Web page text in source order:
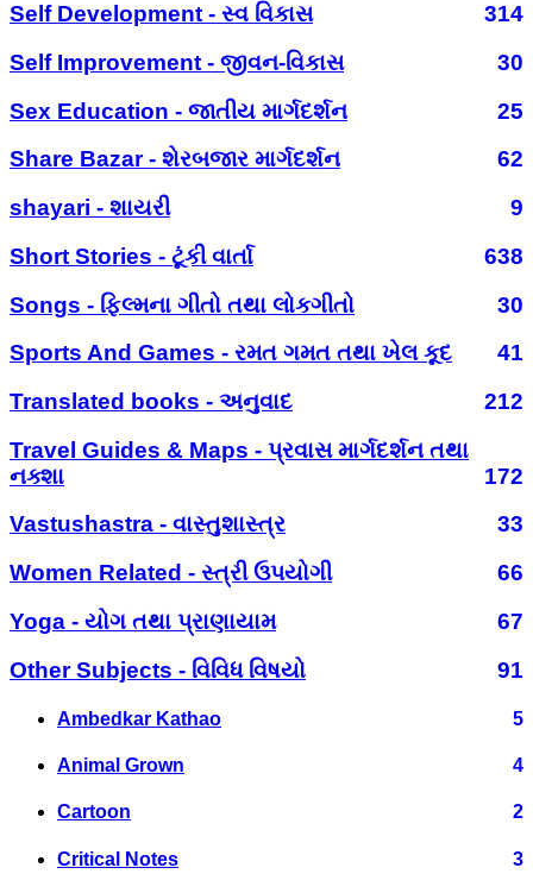
Self Development - સ્વ વિકાસ
314
Self Improvement - જીવન-વિકાસ
30
Sex Education - જાતીય માર્ગદર્શન
25
Share Bazar - શેરબજાર માર્ગદર્શન
62
shayari - શાયરી
9
Short Stories - ટૂંકી વાર્તા
638
Songs - ફિલ્મના ગીતો તથા લોકગીતો
30
Sports And Games - રમત ગમત તથા ખેલ કૂદ
41
Translated books - અનુવાદ
212
Travel Guides & Maps - પ્રવાસ માર્ગદર્શન તથા
નક્શા
172
Vastushastra - વાસ્તુશાસ્ત્ર
33
Women Related - સ્ત્રી ઉપયોગી
66
Yoga - યોગ તથા પ્રાણાયામ
67
Other Subjects - વિવિધ વિષયો
91
Ambedkar Kathao 5
Animal Grown 4
Cartoon 2
Critical Notes 3